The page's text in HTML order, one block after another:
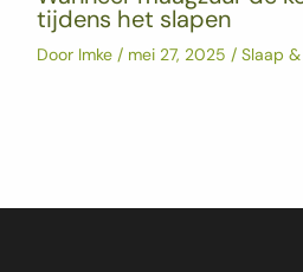
tijdens het slapen
Door Imke / mei 27, 2025 / Slaap